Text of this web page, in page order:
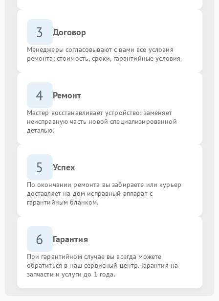
3 Договор
Менеджеры согласовывают с вами все условия
ремонта: стоимость, сроки, гарантийные условия.
4 Ремонт
Мастер восстанавливает устройство: заменяет
неисправную часть новой специализированной
деталью.
5 Успех
По окончании ремонта вы забираете или курьер
доставляет на дом исправный аппарат с
гарантийным бланком.
6 Гарантия
При гарантийном случае вы всегда можете
обратиться в наш сервисный центр. Гарантия на
запчасти и услуги до 1 года.